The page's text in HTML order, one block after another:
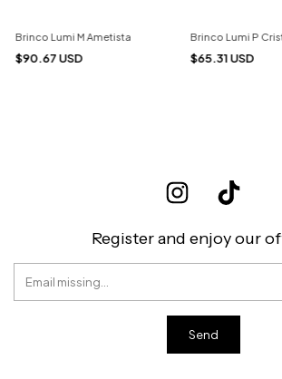
Brinco Lumi M Ametista
$90.67 USD
Brinco Lumi P
$65.31 USD
Register and enjoy our